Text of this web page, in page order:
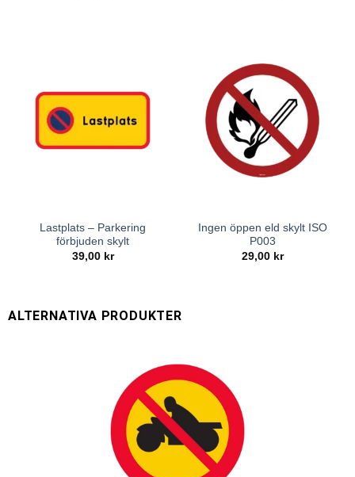
Lastplats – Parkering
förbjuden skylt
39,00 kr
Ingen öppen eld skylt ISO
P003
29,00 kr